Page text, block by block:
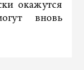
окажутся
вновь